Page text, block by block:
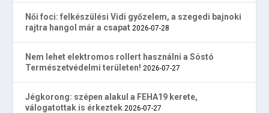
Női foci: felkészülési Vidi győzelem, a szegedi bajnoki
rajtra hangol már a csapat 2026-07-28
Nem lehet elektromos rollert használni a Sóstó
Természetvédelmi területen! 2026-07-27
Jégkorong: szépen alakul a FEHA19 kerete,
válogatottak is érkeztek 2026-07-27